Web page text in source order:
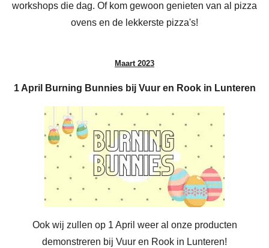
workshops die dag. Of kom gewoon genieten van al pizza
ovens en de lekkerste pizza's!
Maart 2023
1 April Burning Bunnies bij Vuur en Rook in Lunteren
Ook wij zullen op 1 April weer al onze producten
demonstreren bij Vuur en Rook in Lunteren!